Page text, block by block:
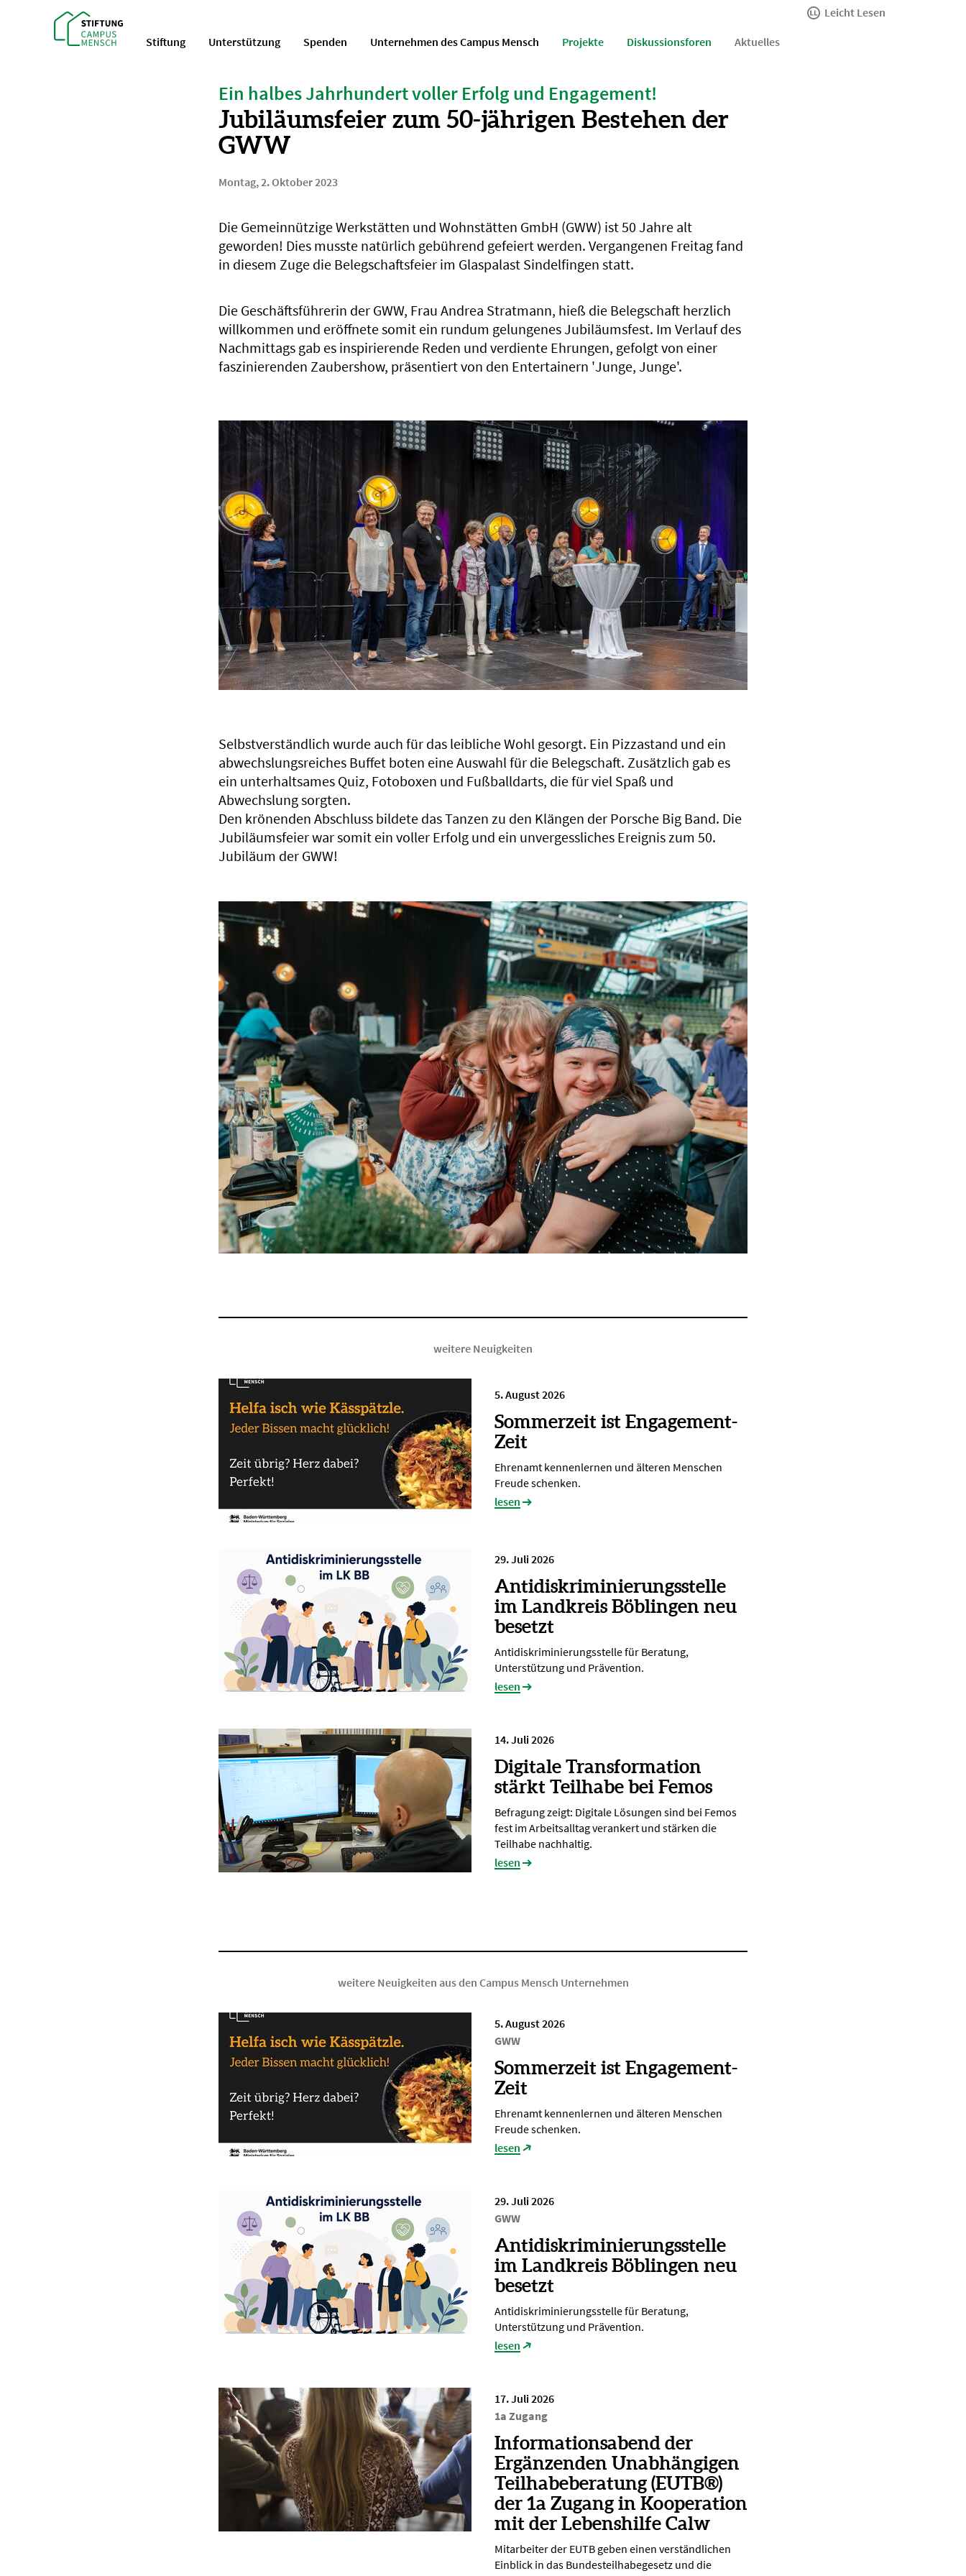
Stiftung Unterstützung Spenden Unternehmen des Campus Mensch Projekte Diskussionsforen Aktuelles
Leicht Lesen
Ein halbes Jahrhundert voller Erfolg und Engagement!
Jubiläumsfeier zum 50-jährigen Bestehen der
GWW
Montag, 2. Oktober 2023
Die Gemeinnützige Werkstätten und Wohnstätten GmbH (GWW) ist 50 Jahre alt
geworden! Dies musste natürlich gebührend gefeiert werden. Vergangenen Freitag fand
in diesem Zuge die Belegschaftsfeier im Glaspalast Sindelfingen statt.
Die Geschäftsführerin der GWW, Frau Andrea Stratmann, hieß die Belegschaft herzlich
willkommen und eröffnete somit ein rundum gelungenes Jubiläumsfest. Im Verlauf des
Nachmittags gab es inspirierende Reden und verdiente Ehrungen, gefolgt von einer
faszinierenden Zaubershow, präsentiert von den Entertainern 'Junge, Junge'.
Selbstverständlich wurde auch für das leibliche Wohl gesorgt. Ein Pizzastand und ein
abwechslungsreiches Buffet boten eine Auswahl für die Belegschaft. Zusätzlich gab es
ein unterhaltsames Quiz, Fotoboxen und Fußballdarts, die für viel Spaß und
Abwechslung sorgten.
Den krönenden Abschluss bildete das Tanzen zu den Klängen der Porsche Big Band. Die
Jubiläumsfeier war somit ein voller Erfolg und ein unvergessliches Ereignis zum 50.
Jubiläum der GWW!
weitere Neuigkeiten
5. August 2026
Sommerzeit ist Engagement-
Zeit
Ehrenamt kennenlernen und älteren Menschen
Freude schenken.
lesen
29. Juli 2026
Antidiskriminierungsstelle
im Landkreis Böblingen neu
besetzt
Antidiskriminierungsstelle für Beratung,
Unterstützung und Prävention.
lesen
14. Juli 2026
Digitale Transformation
stärkt Teilhabe bei Femos
Befragung zeigt: Digitale Lösungen sind bei Femos
fest im Arbeitsalltag verankert und stärken die
Teilhabe nachhaltig.
lesen
weitere Neuigkeiten aus den Campus Mensch Unternehmen
5. August 2026
GWW
Sommerzeit ist Engagement-
Zeit
Ehrenamt kennenlernen und älteren Menschen
Freude schenken.
lesen
29. Juli 2026
GWW
Antidiskriminierungsstelle
im Landkreis Böblingen neu
besetzt
Antidiskriminierungsstelle für Beratung,
Unterstützung und Prävention.
lesen
17. Juli 2026
1a Zugang
Informationsabend der
Ergänzenden Unabhängigen
Teilhabeberatung (EUTB®)
der 1a Zugang in Kooperation
mit der Lebenshilfe Calw
Mitarbeiter der EUTB geben einen verständlichen
Einblick in das Bundesteilhabegesetz und die